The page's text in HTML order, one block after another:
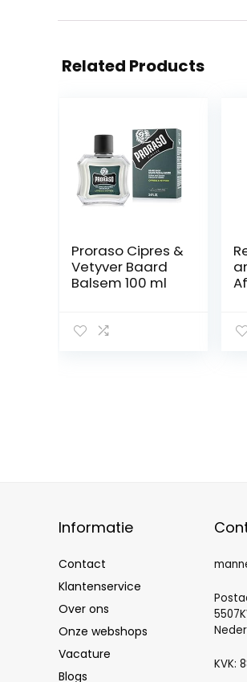
Related Products
Proraso Cipres &
Vetyver Baard
Balsem 100 ml
Informatie
Contact
Klantenservice
Over ons
Onze webshops
Vacature
Blogs
KVK: